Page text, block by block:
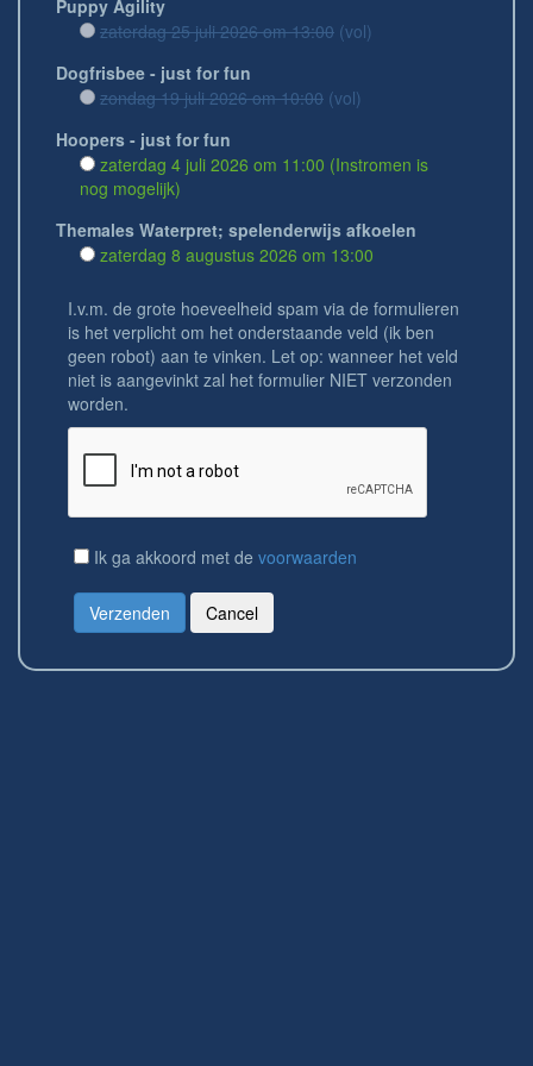
Puppy Agility
zaterdag 25 juli 2026 om 13:00 (vol)
Dogfrisbee - just for fun
zondag 19 juli 2026 om 10:00 (vol)
Hoopers - just for fun
zaterdag 4 juli 2026 om 11:00 (Instromen is
nog mogelijk)
Themales Waterpret; spelenderwijs afkoelen
zaterdag 8 augustus 2026 om 13:00
I.v.m. de grote hoeveelheid spam via de formulieren
is het verplicht om het onderstaande veld (ik ben
geen robot) aan te vinken. Let op: wanneer het veld
niet is aangevinkt zal het formulier NIET verzonden
worden.
Ik ga akkoord met de voorwaarden
Verzenden Cancel